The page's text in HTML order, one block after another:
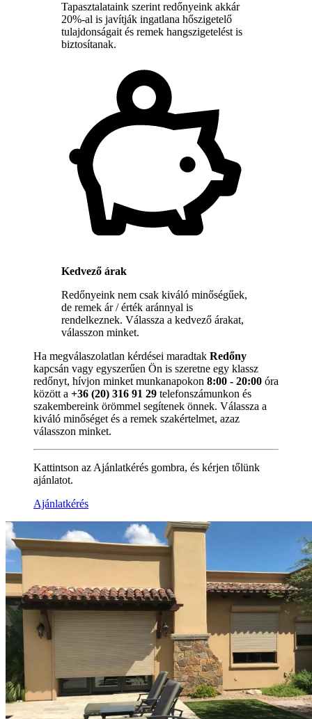
Tapasztalataink szerint redőnyeink akkár
20%-al is javítják ingatlana hőszigetelő
tulajdonságait és remek hangszigetelést is
biztosítanak.
Kedvező árak
Redőnyeink nem csak kiváló minőségűek,
de remek ár / érték aránnyal is
rendelkeznek. Válassza a kedvező árakat,
válasszon minket.
Ha megválaszolatlan kérdései maradtak Redőny
kapcsán vagy egyszerűen Ön is szeretne egy klassz
redőnyt, hívjon minket munkanapokon 8:00 - 20:00 óra
között a +36 (20) 316 91 29 telefonszámunkon és
szakembereink örömmel segítenek önnek. Válassza a
kiváló minőséget és a remek szakértelmet, azaz
válasszon minket.
Kattintson az Ajánlatkérés gombra, és kérjen tőlünk
ajánlatot.
Ajánlatkérés